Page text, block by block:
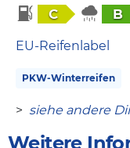
C B
EU-Reifenlabel
PKW-Winterreifen
> siehe andere
Weitere